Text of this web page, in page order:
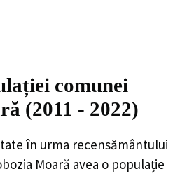
comunei
(2011 - 2022)
în urma recensământului
Moară avea o populație